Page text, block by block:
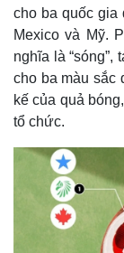
cho ba quốc gia
Mexico và Mỹ.
nghĩa là “sóng”,
cho ba màu sắc
kế của quả
tổ chức.